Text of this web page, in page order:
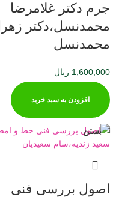
جرم دکتر غلامرضا
محمدنسل،دکتر
محمدنسل
1,600,000 ریال
افزودن به سبد خرید
بستن
اصول بررسی فنی